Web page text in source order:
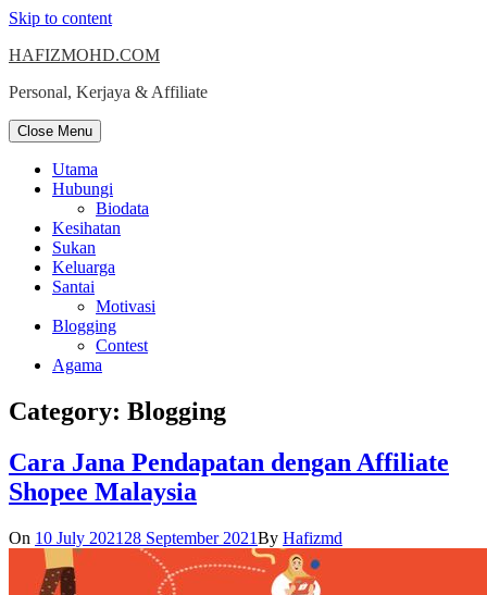
Skip to content
HAFIZMOHD.COM
Personal, Kerjaya & Affiliate
Close Menu
Utama
Hubungi
Biodata
Kesihatan
Sukan
Keluarga
Santai
Motivasi
Blogging
Contest
Agama
Category: Blogging
Cara Jana Pendapatan dengan Affiliate
Shopee Malaysia
On 10 July 2021 28 September 2021By Hafizmd